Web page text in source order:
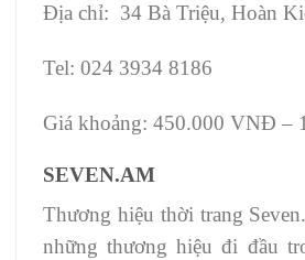
Địa chỉ: 34 Bà Triệu, Hoàn
Tel: 024 3934 8186
Giá khoảng: 450.000 VNĐ –
SEVEN.AM
Thương hiệu thời trang
những thương hiệu đi đầu